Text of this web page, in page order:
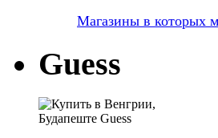
Магазины в которых
Guess